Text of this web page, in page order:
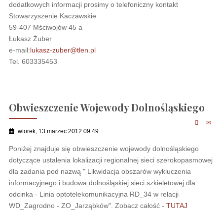
dodatkowych informacji prosimy o telefoniczny kontakt
Stowarzyszenie Kaczawskie
59-407 Mściwojów 45 a
Łukasz Żuber
e-mail:lukasz-zuber@tlen.pl
Tel. 603335453
Obwieszczenie Wojewody Dolnośląskiego
wtorek, 13 marzec 2012 09:49
Poniżej znajduje się obwieszczenie wojewody dolnośląskiego
dotyczące ustalenia lokalizacji regionalnej sieci szerokopasmowej
dla zadania pod nazwą " Likwidacja obszarów wykluczenia
informacyjnego i budowa dolnośląskiej sieci szkieletowej dla
odcinka - Linia optotelekomunikacyjna RD_34 w relacji
WD_Zagrodno - ZO_Jarząbków". Zobacz całość - TUTAJ